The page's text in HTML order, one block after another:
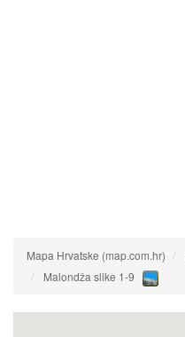
Mapa Hrvatske (map.com.hr)
Malondža slike 1-9